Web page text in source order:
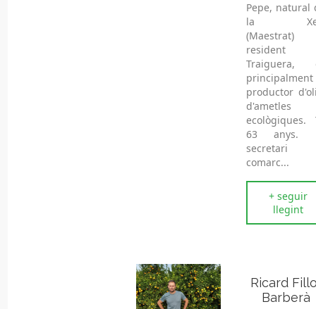
Pepe, natural
la
resident
Traiguera,
principalment
productor
d'ametles
ecològiques.
63 anys.
secretari
comarc...
+ seguir
llegint
Ricard
Barberà